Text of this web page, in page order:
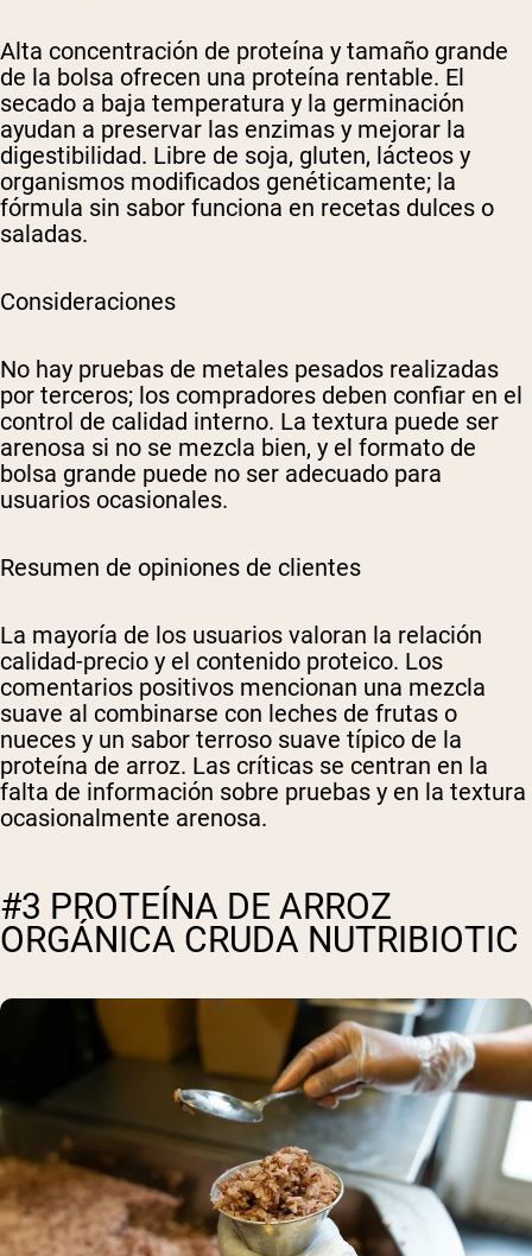
Alta concentración de proteína y tamaño grande
de la bolsa ofrecen una proteína rentable. El
secado a baja temperatura y la germinación
ayudan a preservar las enzimas y mejorar la
digestibilidad. Libre de soja, gluten, lácteos y
organismos modificados genéticamente; la
fórmula sin sabor funciona en recetas dulces o
saladas.
Consideraciones
No hay pruebas de metales pesados realizadas
por terceros; los compradores deben confiar en el
control de calidad interno. La textura puede ser
arenosa si no se mezcla bien, y el formato de
bolsa grande puede no ser adecuado para
usuarios ocasionales.
Resumen de opiniones de clientes
La mayoría de los usuarios valoran la relación
calidad-precio y el contenido proteico. Los
comentarios positivos mencionan una mezcla
suave al combinarse con leches de frutas o
nueces y un sabor terroso suave típico de la
proteína de arroz. Las críticas se centran en la
falta de información sobre pruebas y en la textura
ocasionalmente arenosa.
#3 PROTEÍNA DE ARROZ
ORGÁNICA CRUDA NUTRIBIOTIC